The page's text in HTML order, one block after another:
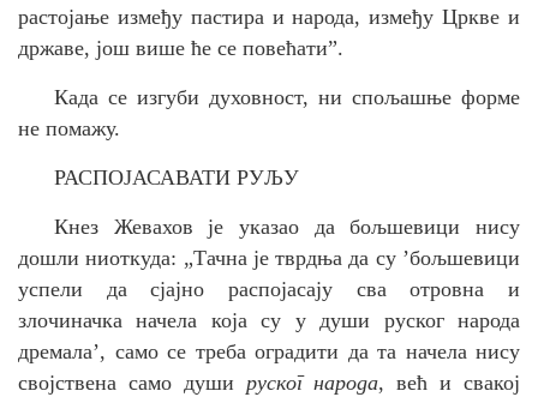
растојање између пастира и народа, између Цркве и
државе, још више ће се повећати”.
Када се изгуби духовност, ни спољашње форме
не помажу.
РАСПОЈАСАВАТИ РУЉУ
Кнез Жевахов је указао да бољшевици нису
дошли ниоткуда: „Тачна је тврдња да су ’бољшевици
успели да сјајно распојасају сва отровна и
злочиначка начела која су у души руског народа
дремала’, само се треба оградити да та начела нису
својствена само души руског народа, већ и свакој